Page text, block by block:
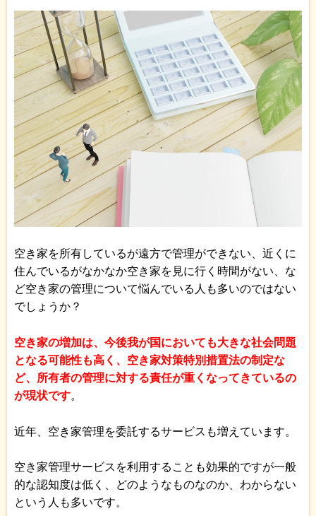
空き家を所有しているが遠方で管理ができない、近くに
住んでいるがなかなか空き家を見に行く時間がない、な
ど空き家の管理について悩んでいる人も多いのではない
でしょうか？
空き家の増加は、今後我が国においても大きな社会問題
となる可能性も高く、空き家対策特別措置法の制定な
ど、所有者の管理に対する責任が重くなってきているの
が現状です。
近年、空き家管理を委託するサービスも増えています。
空き家管理サービスを利用することも効果的ですが一般
的な認知度は低く、どのようなものなのか、わからない
という人も多いです。